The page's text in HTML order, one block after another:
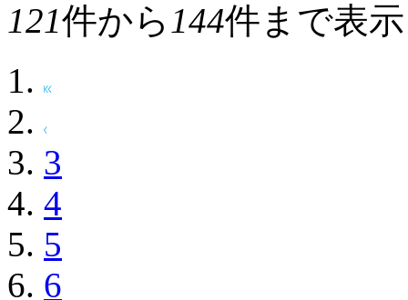
121件から 144件まで表示
3
4
5
6